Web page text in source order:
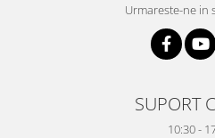
Urmareste-ne in
SUPORT
10:30 -